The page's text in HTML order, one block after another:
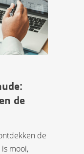
de
de
mooi,